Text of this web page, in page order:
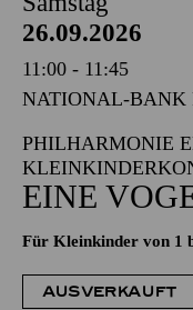
26.09.2026
11:00 - 11:45
NATIONAL-BANK
PHILHARMONIE
EINE
Für Kleinkinder von 1
AUSVERKAUFT